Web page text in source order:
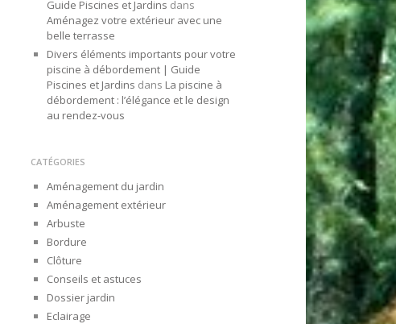
Guide Piscines et Jardins dans
Aménagez votre extérieur avec une
belle terrasse
Divers éléments importants pour votre
piscine à débordement | Guide
Piscines et Jardins dans La piscine à
débordement : l’élégance et le design
au rendez-vous
CATÉGORIES
Aménagement du jardin
Aménagement extérieur
Arbuste
Bordure
Clôture
Conseils et astuces
Dossier jardin
Eclairage